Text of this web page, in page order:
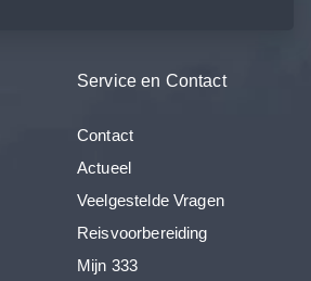
Service en Contact
Contact
Actueel
Veelgestelde Vragen
Reisvoorbereiding
Mijn 333